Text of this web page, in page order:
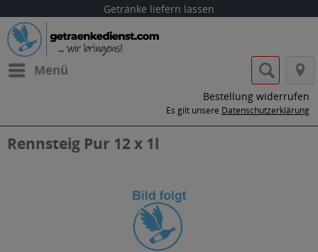
Getränke liefern lassen
Menü
Bestellung widerrufen
Es gilt unsere Datenschutzerklärung
Rennsteig Pur 12 x 1l